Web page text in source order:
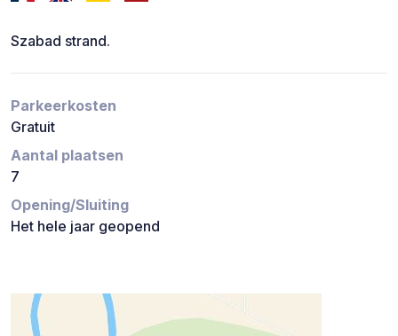
Szabad strand.
Parkeerkosten
Gratuit
Aantal plaatsen
7
Opening/Sluiting
Het hele jaar geopend